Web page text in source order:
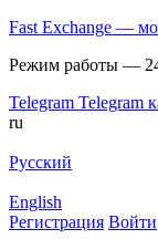
Fast Exchange —
Режим работы —
Telegram Telegram
ru
Русский
English
Регистрация Войти